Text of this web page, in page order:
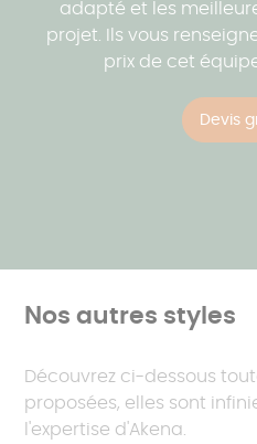
adapté et les
projet. Ils vous
prix de cet
Devis
Nos autres styles
Découvrez ci-dessous
proposées, elles sont
l'expertise d'Akena.